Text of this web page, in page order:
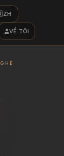
VỀ TÔI
ZH